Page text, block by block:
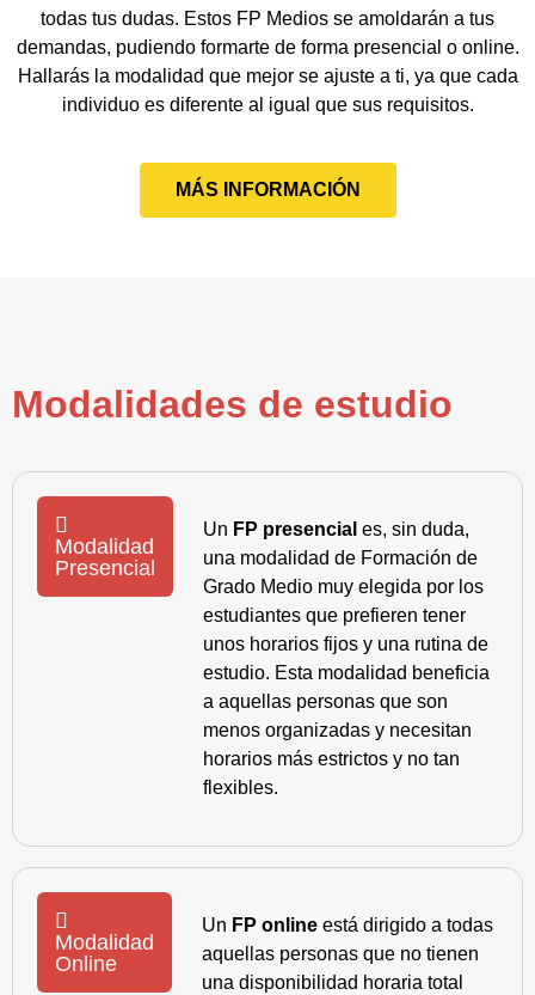
todas tus dudas. Estos FP Medios se amoldarán a tus
demandas, pudiendo formarte de forma presencial o online.
Hallarás la modalidad que mejor se ajuste a ti, ya que cada
individuo es diferente al igual que sus requisitos.
MÁS INFORMACIÓN
Modalidades de estudio
Modalidad
Presencial
Un FP presencial es, sin duda,
una modalidad de Formación de
Grado Medio muy elegida por los
estudiantes que prefieren tener
unos horarios fijos y una rutina de
estudio. Esta modalidad beneficia
a aquellas personas que son
menos organizadas y necesitan
horarios más estrictos y no tan
flexibles.
Modalidad
Online
Un FP online está dirigido a todas
aquellas personas que no tienen
una disponibilidad horaria total